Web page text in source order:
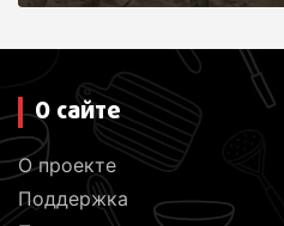
О сайте
О проекте
Поддержка